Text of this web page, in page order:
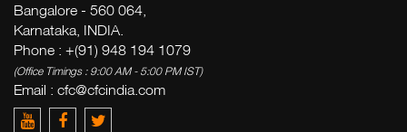
Bangalore - 560 064,
Karnataka, INDIA.
Phone : +(91) 948 194 1079
(Office Timings : 9:00 AM - 5:00 PM IST)
Email : cfc@cfcindia.com